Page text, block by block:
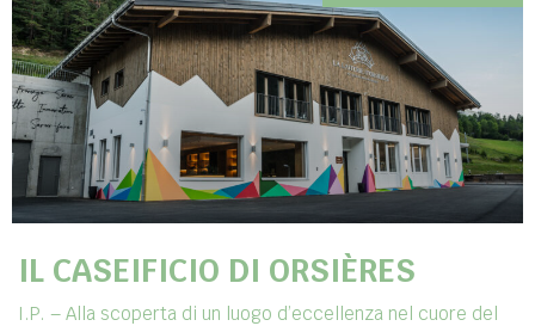
IL CASEIFICIO DI ORSIÈRES
I.P. – Alla scoperta di un luogo d’eccellenza nel cuore del